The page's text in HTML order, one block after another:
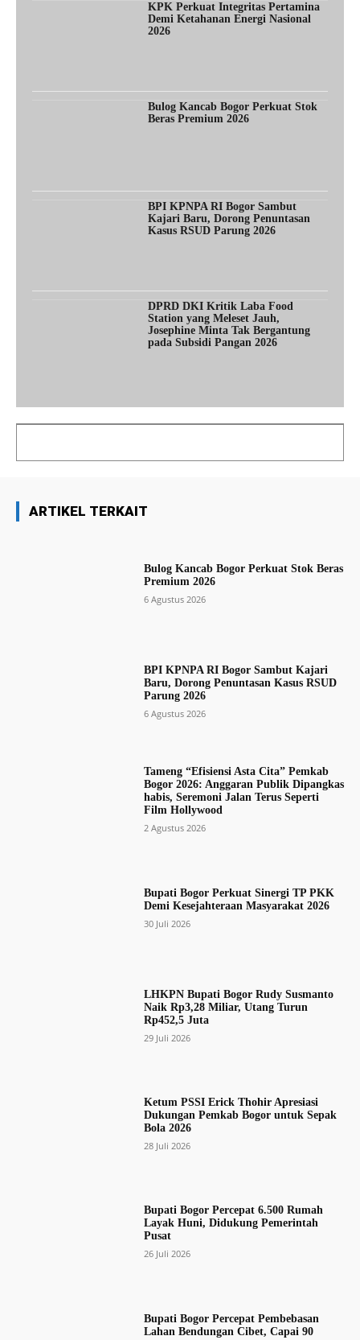
KPK Perkuat Integritas Pertamina
Demi Ketahanan Energi Nasional
2026
Bulog Kancab Bogor Perkuat Stok
Beras Premium 2026
BPI KPNPA RI Bogor Sambut
Kajari Baru, Dorong Penuntasan
Kasus RSUD Parung 2026
DPRD DKI Kritik Laba Food
Station yang Meleset Jauh,
Josephine Minta Tak Bergantung
pada Subsidi Pangan 2026
ARTIKEL TERKAIT
Bulog Kancab Bogor Perkuat Stok Beras
Premium 2026
6 Agustus 2026
BPI KPNPA RI Bogor Sambut Kajari
Baru, Dorong Penuntasan Kasus RSUD
Parung 2026
6 Agustus 2026
Tameng “Efisiensi Asta Cita” Pemkab
Bogor 2026: Anggaran Publik Dipangkas
habis, Seremoni Jalan Terus Seperti
Film Hollywood
2 Agustus 2026
Bupati Bogor Perkuat Sinergi TP PKK
Demi Kesejahteraan Masyarakat 2026
30 Juli 2026
LHKPN Bupati Bogor Rudy Susmanto
Naik Rp3,28 Miliar, Utang Turun
Rp452,5 Juta
29 Juli 2026
Ketum PSSI Erick Thohir Apresiasi
Dukungan Pemkab Bogor untuk Sepak
Bola 2026
28 Juli 2026
Bupati Bogor Percepat 6.500 Rumah
Layak Huni, Didukung Pemerintah
Pusat
26 Juli 2026
Bupati Bogor Percepat Pembebasan
Lahan Bendungan Cibet, Capai 90